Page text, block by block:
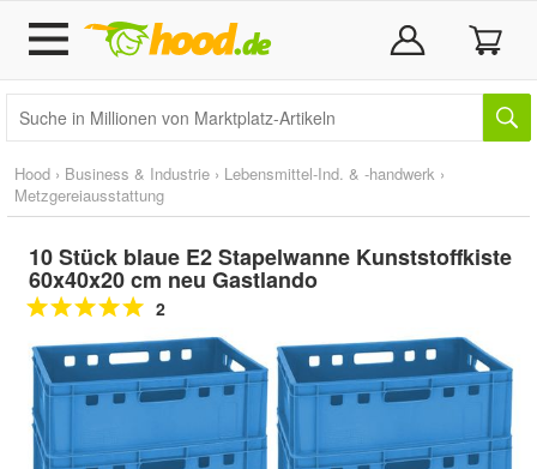
Hood › Business & Industrie › Lebensmittel-Ind. & -handwerk ›
Metzgereiausstattung
10 Stück blaue E2 Stapelwanne Kunststoffkiste
60x40x20 cm neu Gastlando
2